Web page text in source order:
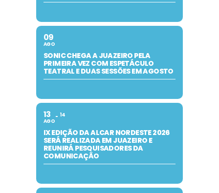
09
AGO
SONIC CHEGA A JUAZEIRO PELA
PRIMEIRA VEZ COM ESPETÁCULO
TEATRAL E DUAS SESSÕES EM AGOSTO
13
AGO
14
IX EDIÇÃO DA ALCAR NORDESTE 2026
SERÁ REALIZADA EM JUAZEIRO E
REUNIRÁ PESQUISADORES DA
COMUNICAÇÃO